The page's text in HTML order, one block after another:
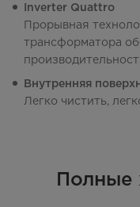
Inverter Quattro
Прорывная
трансформатора
Внутренняя
Легко чистить,
Полные